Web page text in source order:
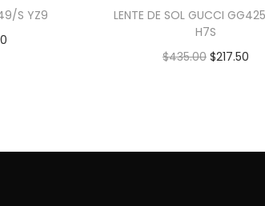
S YZ9
LENTE DE SOL GUCCI
H7S
$435.00 $217.50